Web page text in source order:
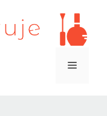
Menu